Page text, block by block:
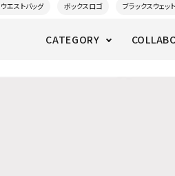
ウエストバッグ ボックスロゴ ブラックスウェット
CATEGORY